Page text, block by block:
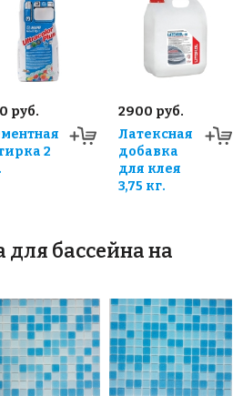
руб.
2
2900 руб.
Латексная
добавка
для клея
3,75 кг.
для бассейна на